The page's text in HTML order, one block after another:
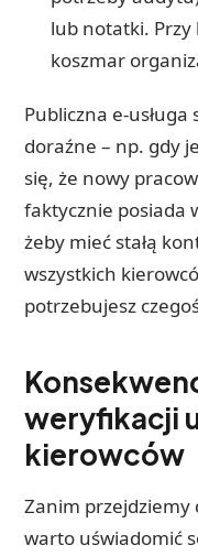
lub notatki.
koszmar
Publiczna e-
doraźne – np. gdy
się, że nowy
faktycznie posiada
żeby mieć stałą
wszystkich
potrzebujesz
weryfikacji
kierowców
Zanim przejdziemy
warto uświadomić